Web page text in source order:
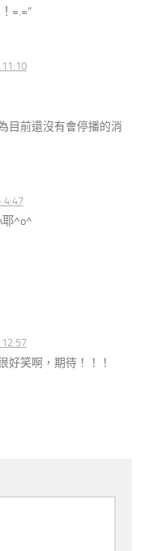
=.=”
目前還沒有會停播的消
4:47
耶^o^
好笑啊，期待！！！